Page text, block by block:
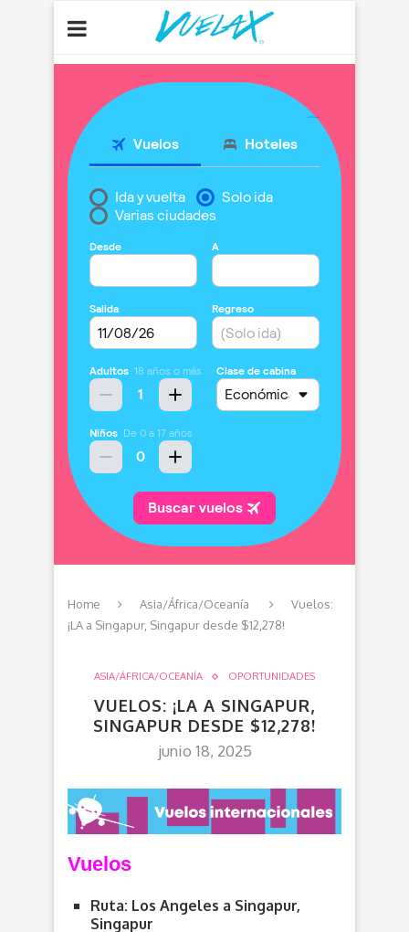
Home Asia/África/Oceanía
Vuelos:
¡LA a Singapur, Singapur desde $12,278!
ASIA/ÁFRICA/OCEANÍA OPORTUNIDADES
VUELOS: ¡LA A SINGAPUR,
SINGAPUR DESDE $12,278!
junio 18, 2025
Vuelos
Ruta: Los Angeles a Singapur,
Singapur